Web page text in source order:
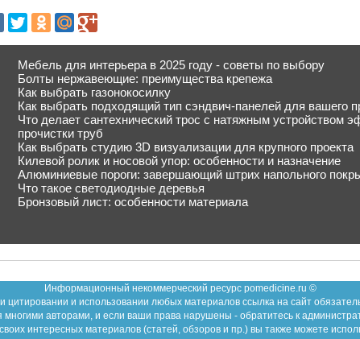
Мебель для интерьера в 2025 году - советы по выбору
Болты нержавеющие: преимущества крепежа
Как выбрать газонокосилку
Как выбрать подходящий тип сэндвич-панелей для вашего
Что делает сантехнический трос с натяжным устройством
прочистки труб
Как выбрать студию 3D визуализации для крупного проекта
Килевой ролик и носовой упор: особенности и назначение
Алюминиевые пороги: завершающий штрих напольного
Что такое светодиодные деревья
Бронзовый лист: особенности материала
Информационный некоммерческий ресурс pomedicine.ru ©
цитировании и использовании любых материалов ссылка на сайт
многими авторами, и если ваши права нарушены - обратитесь к
интересных материалов (статей, обзоров и пр.) вы также можете